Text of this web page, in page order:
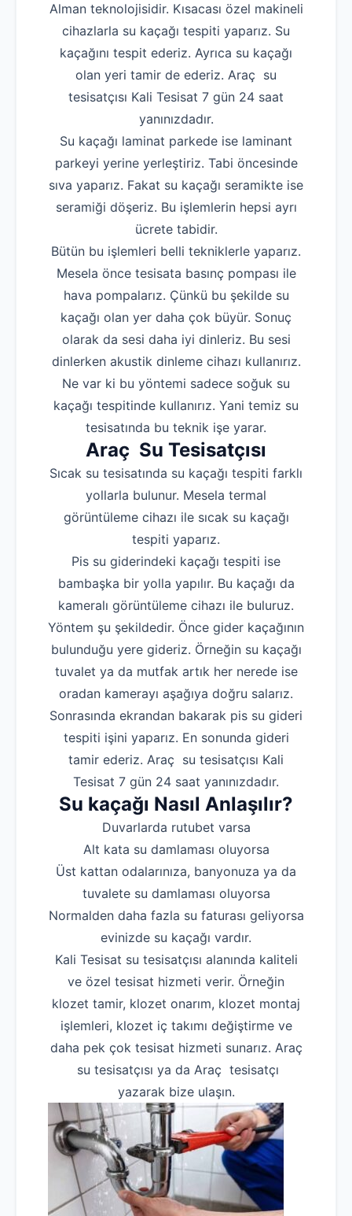
Alman teknolojisidir. Kısacası özel makineli
cihazlarla su kaçağı tespiti yaparız. Su
kaçağını tespit ederiz. Ayrıca su kaçağı
olan yeri tamir de ederiz. Araç su
tesisatçısı Kali Tesisat 7 gün 24 saat
yanınızdadır.
Su kaçağı laminat parkede ise laminant
parkeyi yerine yerleştiriz. Tabi öncesinde
sıva yaparız. Fakat su kaçağı seramikte ise
seramiği döşeriz. Bu işlemlerin hepsi ayrı
ücrete tabidir.
Bütün bu işlemleri belli tekniklerle yaparız.
Mesela önce tesisata basınç pompası ile
hava pompalarız. Çünkü bu şekilde su
kaçağı olan yer daha çok büyür. Sonuç
olarak da sesi daha iyi dinleriz. Bu sesi
dinlerken akustik dinleme cihazı kullanırız.
Ne var ki bu yöntemi sadece soğuk su
kaçağı tespitinde kullanırız. Yani temiz su
tesisatında bu teknik işe yarar.
Araç Su Tesisatçısı
Sıcak su tesisatında su kaçağı tespiti farklı
yollarla bulunur. Mesela termal
görüntüleme cihazı ile sıcak su kaçağı
tespiti yaparız.
Pis su giderindeki kaçağı tespiti ise
bambaşka bir yolla yapılır. Bu kaçağı da
kameralı görüntüleme cihazı ile buluruz.
Yöntem şu şekildedir. Önce gider kaçağının
bulunduğu yere gideriz. Örneğin su kaçağı
tuvalet ya da mutfak artık her nerede ise
oradan kamerayı aşağıya doğru salarız.
Sonrasında ekrandan bakarak pis su gideri
tespiti işini yaparız. En sonunda gideri
tamir ederiz. Araç su tesisatçısı Kali
Tesisat 7 gün 24 saat yanınızdadır.
Su kaçağı Nasıl Anlaşılır?
Duvarlarda rutubet varsa
Alt kata su damlaması oluyorsa
Üst kattan odalarınıza, banyonuza ya da
tuvalete su damlaması oluyorsa
Normalden daha fazla su faturası geliyorsa
evinizde su kaçağı vardır.
Kali Tesisat su tesisatçısı alanında kaliteli
ve özel tesisat hizmeti verir. Örneğin
klozet tamir, klozet onarım, klozet montaj
işlemleri, klozet iç takımı değiştirme ve
daha pek çok tesisat hizmeti sunarız. Araç
su tesisatçısı ya da Araç tesisatçı
yazarak bize ulaşın.